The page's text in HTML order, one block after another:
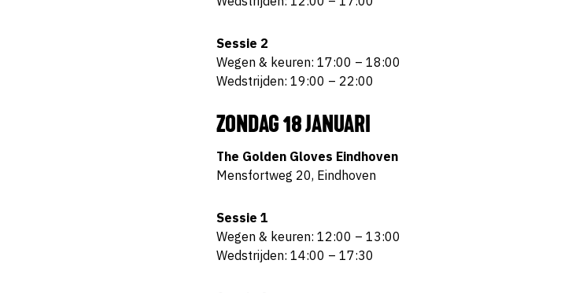
Sessie 2
Wegen & keuren: 17:00 – 18:00
Wedstrijden: 19:00 – 22:00
ZONDAG 18 JANUARI
The Golden Gloves Eindhoven
Mensfortweg 20, Eindhoven
Sessie 1
Wegen & keuren: 12:00 – 13:00
Wedstrijden: 14:00 – 17:30